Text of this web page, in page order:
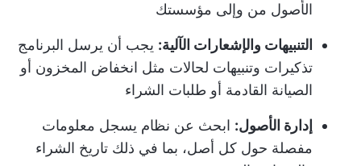
الأصول من وإلى مؤسستك
التنبيهات والإشعارات الآلية: يجب أن يرسل البرنامج
تذكيرات وتنبيهات لحالات مثل انخفاض المخزون أو
الصيانة القادمة أو طلبات الشراء
إدارة الأصول: ابحث عن نظام يسجل معلومات
مفصلة حول كل أصل، بما في ذلك تاريخ الشراء